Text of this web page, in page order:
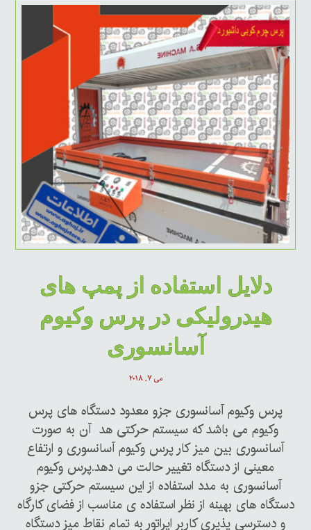
دلایل استفاده از پمپ های
هیدرولیکی در پرس وکیوم
آسانسوری
می ۷, ۲۰۱۸
پرس وکیوم آسانسوری جزو معدود دستگاه های پرس
وکیوم می باشد که سیستم حرکتی هد آن به صورت
آسانسوری بین میز کار پرس وکیوم آسانسوری و ارتفاع
معینی از دستگاه تغییر حالت می دهد.پرس وکیوم
آسانسوری به مدد استفاده از این سیستم حرکتی جزو
دستگاه های بهینه از نظر استفاده ی مناسب از فضای کارگاه
و دسترسی پذیری کاربر اپراتور به تمام نقاط میز دستگاه